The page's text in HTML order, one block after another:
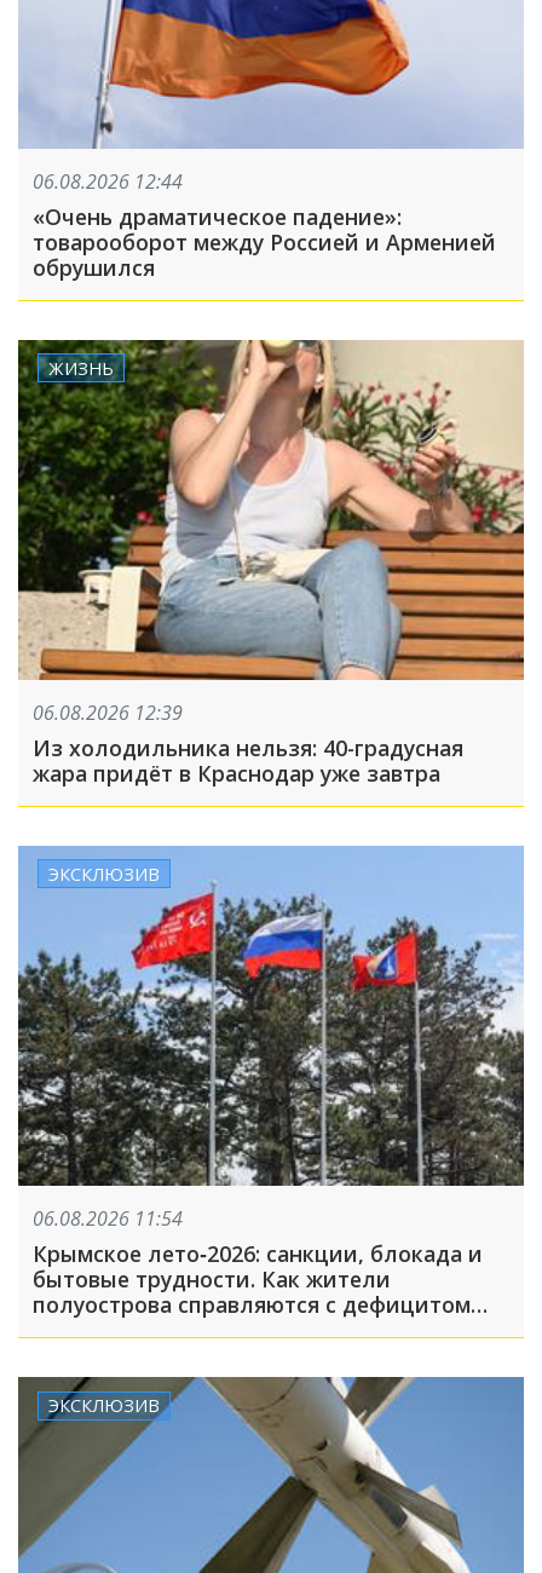
06.08.2026 12:44
«Очень драматическое падение»:
товарооборот между Россией и Арменией
обрушился
ЖИЗНЬ
06.08.2026 12:39
Из холодильника нельзя: 40-градусная
жара придёт в Краснодар уже завтра
ЭКСКЛЮЗИВ
06.08.2026 11:54
Крымское лето‑2026: санкции, блокада и
бытовые трудности. Как жители
полуострова справляются с дефицитом
ЭКСКЛЮЗИВ